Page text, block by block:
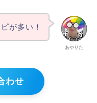
あやりた
が多い！
わせ